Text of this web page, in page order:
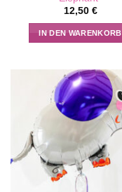
12,50 €
IN DEN WARENKORB